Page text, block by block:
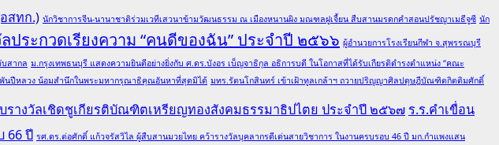
สทก.) นักวิชาการจีน-นานาชาติร่วมเวทีเสวนาข้ามวัฒนธรรม ณ เมืองหนานผิง มณฑลฝูเจี้ยน สืบสานมรดกคำสอนปรัชญาเมธีจูซี นัก
ประกวดเรียงความ “คนดีของฉัน” ประจำปี ๒๕๖๖ ผู้อำนวยการโรงเรียนกีฬา จ.สุพรรณบุรี
บสากล ม.กรุงเทพธนบุรี แสดงความยินดีอย่างยิ่งกับ ศ.ดร.บังอร เบ็ญจาธิกุล อธิการบดี ในโอกาสที่ได้รับเกียรติดำรงตำแหน่ง “คณะ
นปีหลวง น้อมสำนึกในพระมหากรุณาธิคุณอันหาที่สุดมิได้ มทร.รัตนโกสินทร์ เข้าเฝ้าทูลเกล้าฯ ถวายปริญญาศิลปดุษฎีบัณฑิตกิตติมศักดิ์
รางวัลเชิดชูเกียรติบัณฑิตเหรียญทองสังคมธรรมาธิปไตย ประจำปี ๒๕๖๗ ร.ร.คำเขื่อน
66 ปี รศ.ดร.ต่อศักดิ์ แก้วจรัสวิไล ผู้สืบสานมวยไทย คว้ารางวัลบุคลากรดีเด่นสายวิชาการ ในงานครบรอบ 46 ปี มก.กำแพงแสน